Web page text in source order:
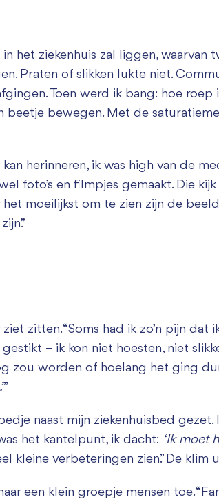
het ziekenhuis zal liggen, waarvan
Praten of slikken lukte niet.
Toen werd ik bang: hoe
beetje bewegen. Met de
herinneren, ik was high van de
foto’s en filmpjes gemaakt. Die
moeilijkst om te zien zijn de
zitten. “Soms had ik zo’n pijn dat
– ik kon niet hoesten, niet
zou worden of hoelang het ging
”
naast mijn ziekenhuisbed gezet.
het kantelpunt, ik dacht: ‘Ik moet
kleine verbeteringen zien.” De
een klein groepje mensen toe.